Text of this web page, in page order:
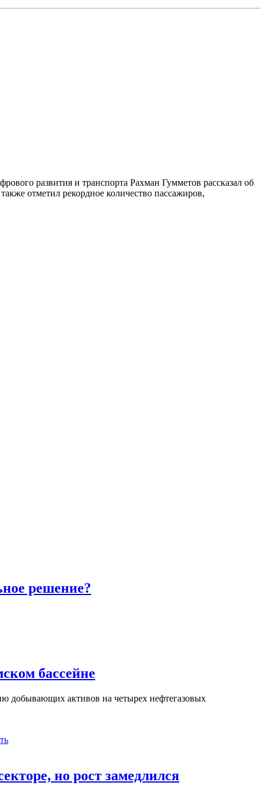
развития и транспорта Рахман Гумметов рассказал об
отметил рекордное количество пассажиров,
решение?
бассейне
добывающих активов на четырех нефтегазовых
но рост замедлился